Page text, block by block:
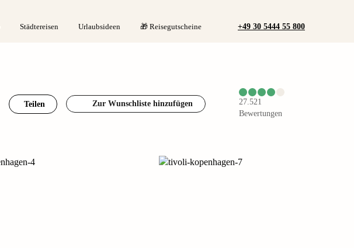
Städtereisen Urlaubsideen 🎁 Reisegutscheine +49 30 5444 55 800
Teilen Zur Wunschliste hinzufügen
27.521
Bewertungen